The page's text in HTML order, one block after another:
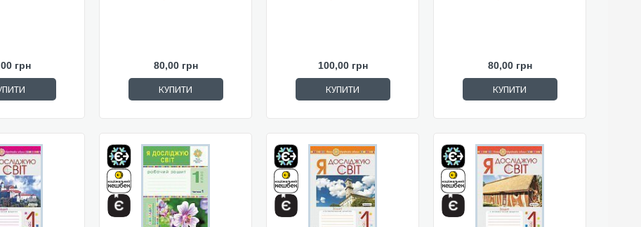
грн 80,00 грн
КУПИТИ
100,00 грн
КУПИТИ
80,00 грн
КУПИТИ